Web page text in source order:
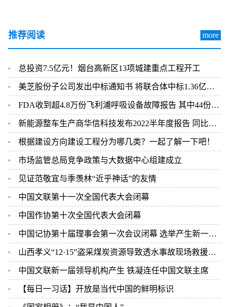
推荐阅读 more
总投资7.5亿元！烟台高新区13项城建重点工程开工
美芝股份子公司发出中标通知书 将联合体中标1.36亿元总承包项目
FDA收到超4.8万份飞利浦呼吸设备故障报告 其中44份死亡案例
新能源整车生产商华信科技发布2022半年度报告 同比下滑2.92%
根据建设方向建设工程分为哪几类？一起了解一下吧！
市场监管总局竞争政策与大数据中心组建成立
见证范敬宜与季羡林“近乎神话”的友情
中国文联第十一次全国代表大会闭幕
中国作协第十次全国代表大会闭幕
中国记协第十届理事会第一次会议闭幕 选举产生新一届中国记协领导机构
山西孝义“12·15”盗采煤炭资源导致透水事故现场救援结束 2人遇难
中国文联新一届领导机构产生 铁凝连任中国文联主席
【每日一习话】开放是当代中国的鲜明标识